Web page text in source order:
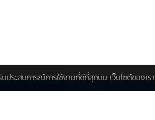
บประสบการณ์การใช้งานที่ดีที่สุดบน เว็บไซต์ของเรา